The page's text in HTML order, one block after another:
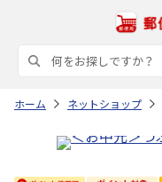
ホーム ネットショップ